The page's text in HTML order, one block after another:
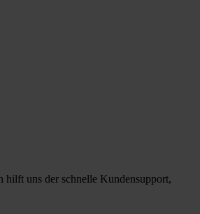
hilft uns der schnelle Kundensupport,